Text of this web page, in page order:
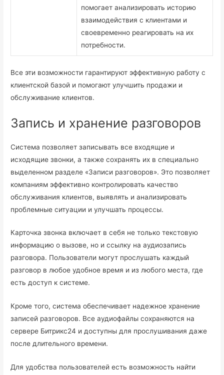
помогает анализировать историю
взаимодействия с клиентами и
своевременно реагировать на их
потребности.
Все эти возможности гарантируют эффективную работу с
клиентской базой и помогают улучшить продажи и
обслуживание клиентов.
Запись и хранение разговоров
Система позволяет записывать все входящие и
исходящие звонки, а также сохранять их в специально
выделенном разделе «Записи разговоров». Это позволяет
компаниям эффективно контролировать качество
обслуживания клиентов, выявлять и анализировать
проблемные ситуации и улучшать процессы.
Карточка звонка включает в себя не только текстовую
информацию о вызове, но и ссылку на аудиозапись
разговора. Пользователи могут прослушать каждый
разговор в любое удобное время и из любого места, где
есть доступ к системе.
Кроме того, система обеспечивает надежное хранение
записей разговоров. Все аудиофайлы сохраняются на
сервере Битрикс24 и доступны для прослушивания даже
после длительного времени.
Для удобства пользователей есть возможность найти